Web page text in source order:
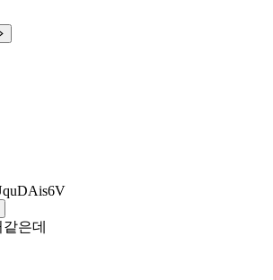
은데